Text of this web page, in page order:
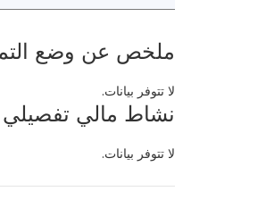
ملخص عن وضع التمويل
لا تتوفر بيانات.
نشاط مالي تفصيلي في
لا تتوفر بيانات.